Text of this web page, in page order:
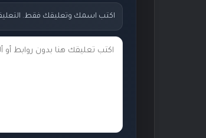
اكتب اسمك وتعليقك فقط.
ت
ك